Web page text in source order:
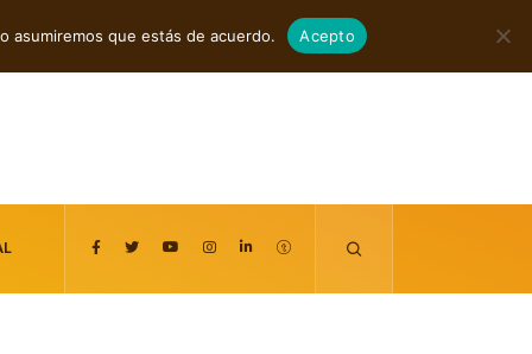
agosto 8, 2026
asumiremos que estás de acuerdo. Acepto